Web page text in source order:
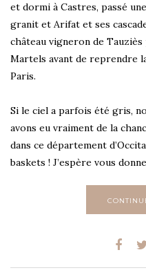
et dormi à Castres, passé
granit et Arifat et ses
château vigneron de
Martels avant de reprendre
Paris.
Si le ciel a parfois été gris,
avons eu vraiment de la
dans ce département
baskets ! J’espère vous